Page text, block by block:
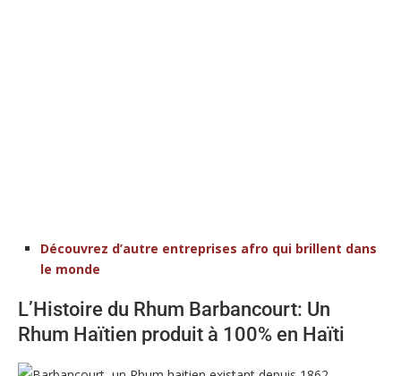
Découvrez d’autre entreprises afro qui brillent dans
le monde
L’Histoire du Rhum Barbancourt: Un
Rhum Haïtien produit à 100% en Haïti